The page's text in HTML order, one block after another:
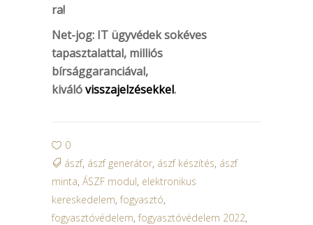
ra!
Net-jog: IT ügyvédek sokéves
tapasztalattal, milliós
bírsággaranciával,
kiválóvisszajelzésekkel.
0
ászf, ászf generátor, ászf készítés, ászf
minta, ÁSZF modul, elektronikus
kereskedelem, fogyasztó,
fogyasztóvédelem, fogyasztóvédelem 2022,